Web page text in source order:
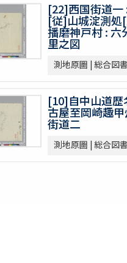
[22]西国街道一
[従]山城淀測処
播磨神戸村 : 六
里之図
測地原圖 | 総合図
[10]自中山道歴
古屋至岡崎趣甲
街道二
測地原圖 | 総合図